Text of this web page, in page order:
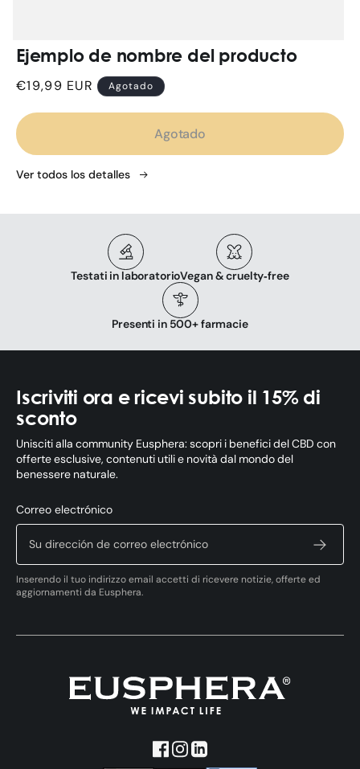
Ejemplo de nombre del producto
Precio
€19,99 EUR Agotado
Agotado
Ver todos los detalles
Testati in laboratorioVegan & cruelty‑free
Presenti in 500+ farmacie
Iscriviti ora e ricevi subito il 15% di
sconto
Unisciti alla community Eusphera: scopri i benefici del CBD con
offerte esclusive, contenuti utili e novità dal mondo del
benessere naturale.
Correo electrónico
Inserendo il tuo indirizzo email accetti di ricevere notizie, offerte ed
aggiornamenti da Eusphera.